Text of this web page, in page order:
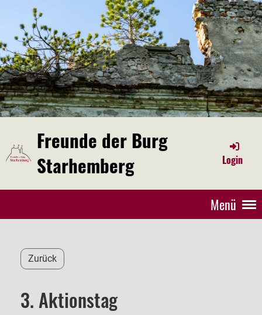
Freunde der Burg
Starhemberg
Login
Menü
Zurück
3. Aktionstag